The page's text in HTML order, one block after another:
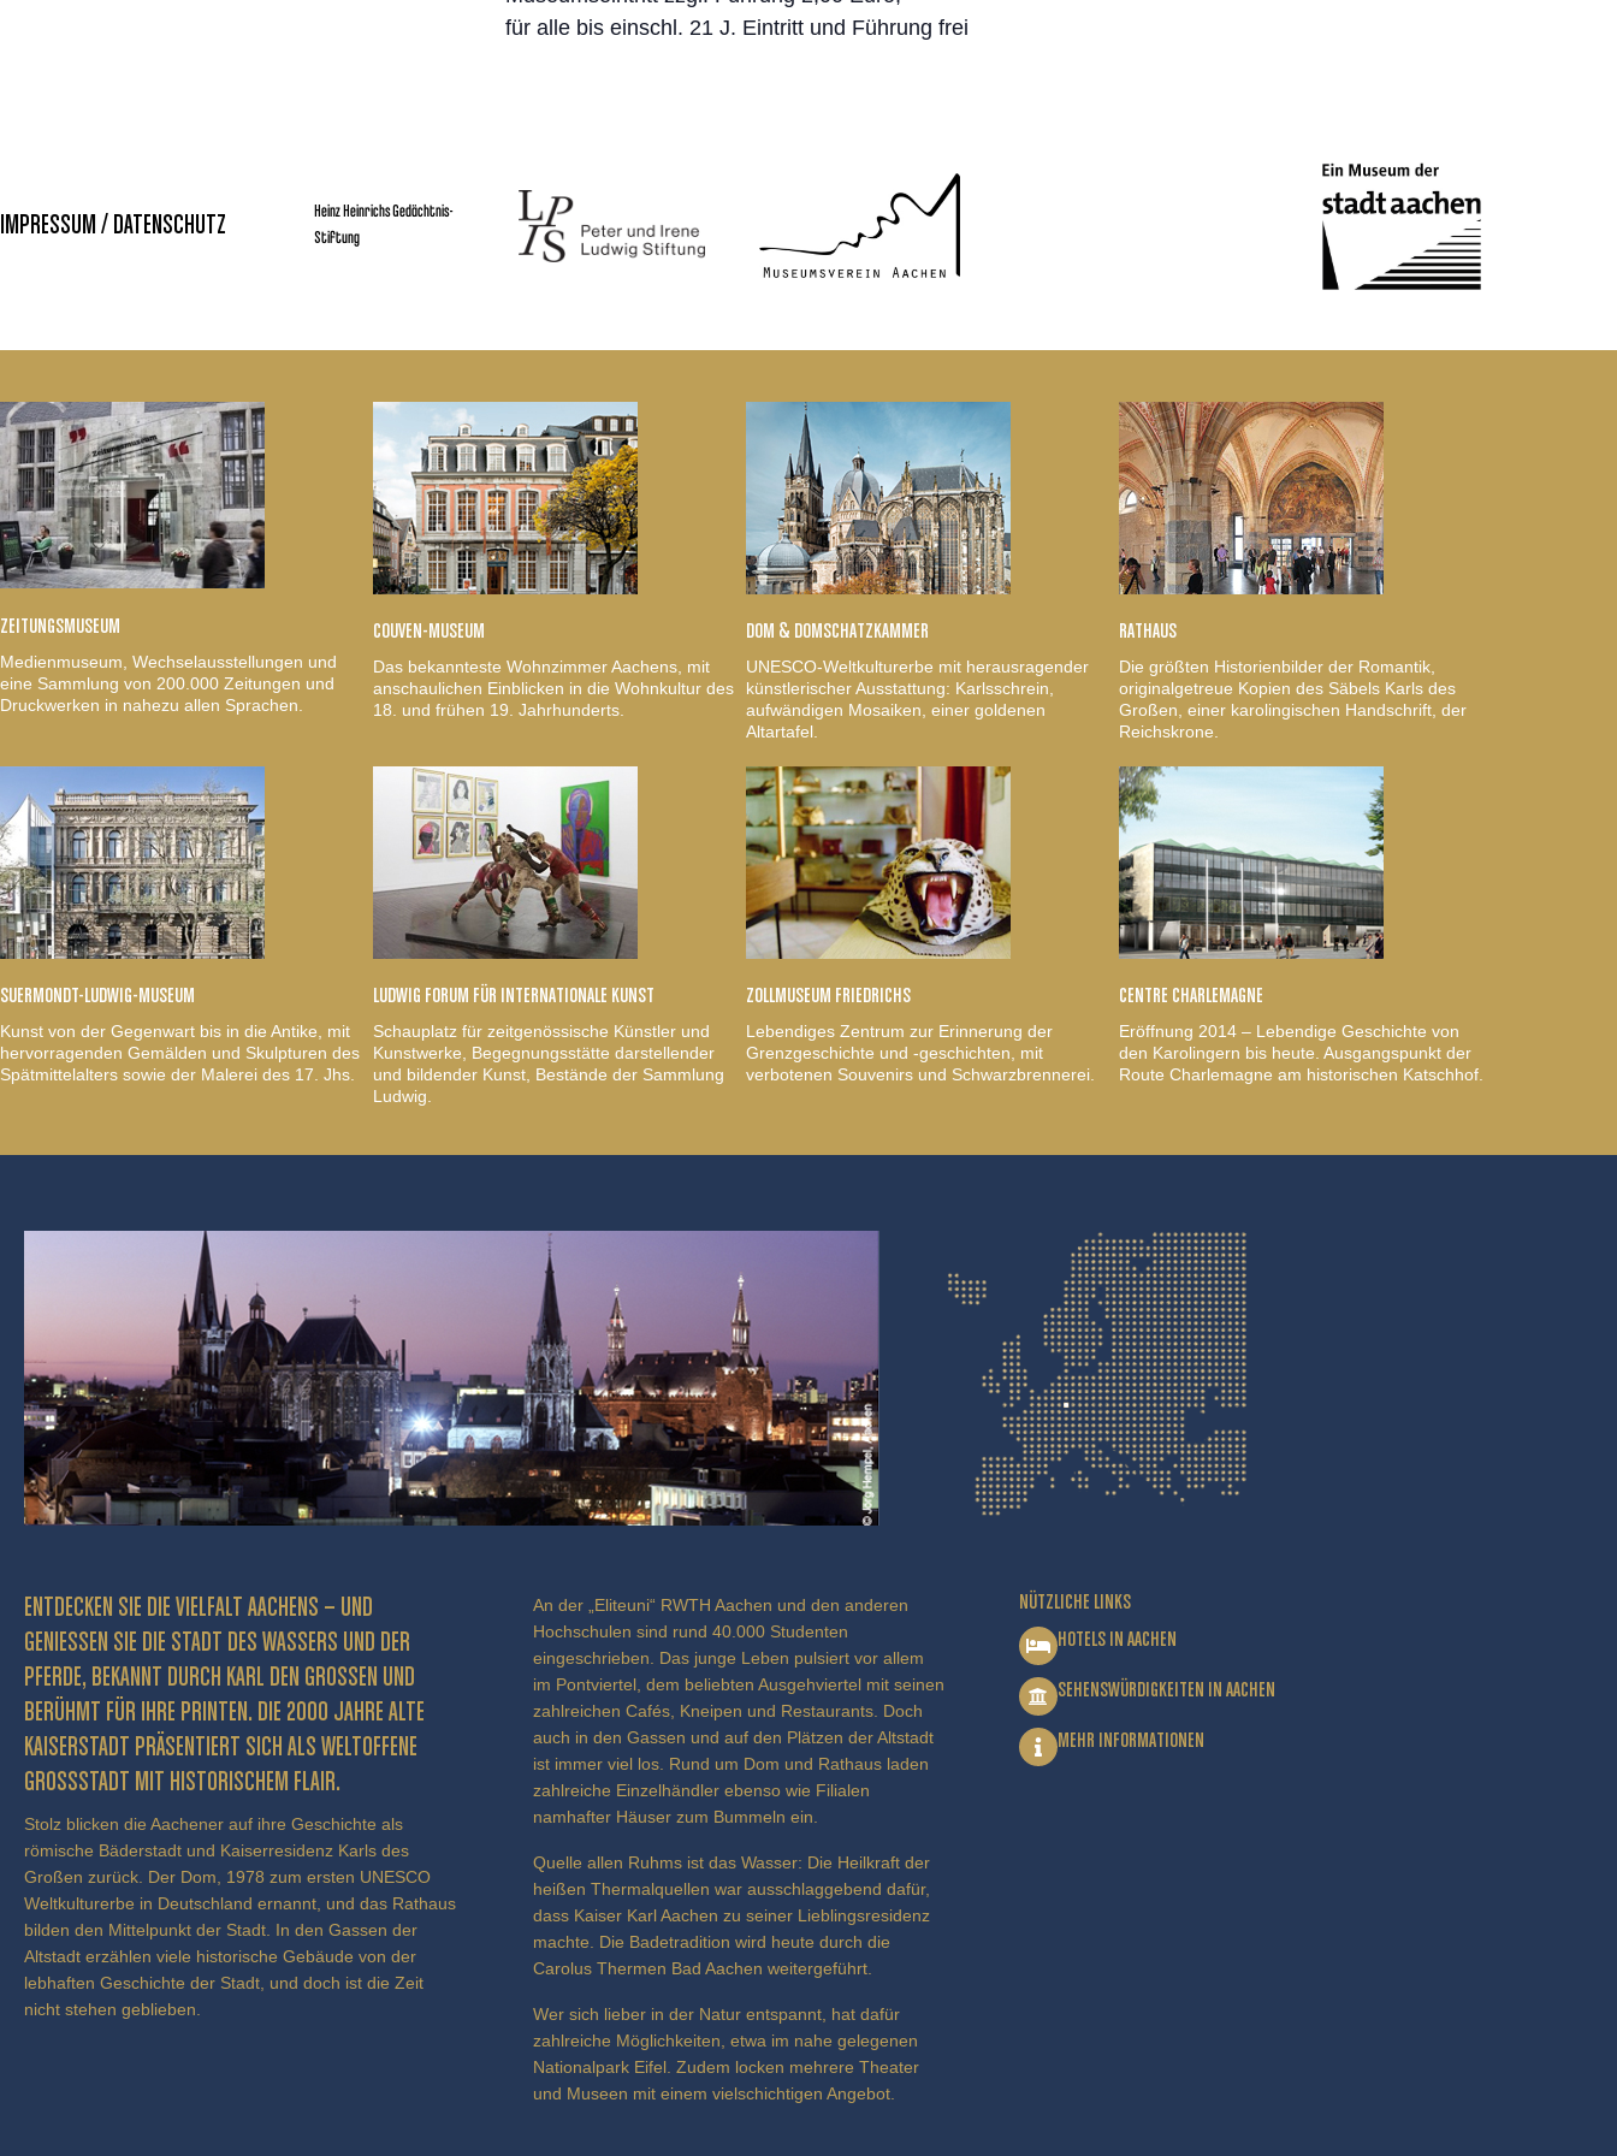
für alle bis einschl. 21 J. Eintritt und Führung frei
IMPRESSUM / DATENSCHUTZ
Heinz Heinrichs Gedächtnis-
Stiftung
ZEITUNGSMUSEUM
Medienmuseum, Wechselausstellungen und
eine Sammlung von 200.000 Zeitungen und
Druckwerken in nahezu allen Sprachen.
COUVEN-MUSEUM
Das bekannteste Wohnzimmer Aachens, mit
anschaulichen Einblicken in die Wohnkultur des
18. und frühen 19. Jahrhunderts.
DOM & DOMSCHATZKAMMER
UNESCO-Weltkulturerbe mit herausragender
künstlerischer Ausstattung: Karlsschrein,
aufwändigen Mosaiken, einer goldenen
Altartafel.
RATHAUS
Die größten Historienbilder der Romantik,
originalgetreue Kopien des Säbels Karls des
Großen, einer karolingischen Handschrift, der
Reichskrone.
SUERMONDT-LUDWIG-MUSEUM
Kunst von der Gegenwart bis in die Antike, mit
hervorragenden Gemälden und Skulpturen des
Spätmittelalters sowie der Malerei des 17. Jhs.
LUDWIG FORUM FÜR INTERNATIONALE KUNST
Schauplatz für zeitgenössische Künstler und
Kunstwerke, Begegnungsstätte darstellender
und bildender Kunst, Bestände der Sammlung
Ludwig.
ZOLLMUSEUM FRIEDRICHS
Lebendiges Zentrum zur Erinnerung der
Grenzgeschichte und -geschichten, mit
verbotenen Souvenirs und Schwarzbrennerei.
CENTRE CHARLEMAGNE
Eröffnung 2014 – Lebendige Geschichte von
den Karolingern bis heute. Ausgangspunkt der
Route Charlemagne am historischen Katschhof.
ENTDECKEN SIE DIE VIELFALT AACHENS – UND
GENIESSEN SIE DIE STADT DES WASSERS UND DER P
FERDE, BEKANNT DURCH KARL DEN GROSSEN UND BE
RÜHMT FÜR IHRE PRINTEN. DIE 2000 JAHRE ALTE KA
ISERSTADT PRÄSENTIERT SICH ALS WELTOFFENE GR
OSSSTADT MIT HISTORISCHEM FLAIR.
Stolz blicken die Aachener auf ihre Geschichte als
römische Bäderstadt und Kaiserresidenz Karls des
Großen zurück. Der Dom, 1978 zum ersten UNESCO
Weltkulturerbe in Deutschland ernannt, und das Rathaus
bilden den Mittelpunkt der Stadt. In den Gassen der
Altstadt erzählen viele historische Gebäude von der
lebhaften Geschichte der Stadt, und doch ist die Zeit
nicht stehen geblieben.
An der „Eliteuni“ RWTH Aachen und den anderen
Hochschulen sind rund 40.000 Studenten
eingeschrieben. Das junge Leben pulsiert vor allem
im Pontviertel, dem beliebten Ausgehviertel mit seinen
zahlreichen Cafés, Kneipen und Restaurants. Doch
auch in den Gassen und auf den Plätzen der Altstadt
ist immer viel los. Rund um Dom und Rathaus laden
zahlreiche Einzelhändler ebenso wie Filialen
namhafter Häuser zum Bummeln ein.
Quelle allen Ruhms ist das Wasser: Die Heilkraft der
heißen Thermalquellen war ausschlaggebend dafür,
dass Kaiser Karl Aachen zu seiner Lieblingsresidenz
machte. Die Badetradition wird heute durch die
Carolus Thermen Bad Aachen weitergeführt.
Wer sich lieber in der Natur entspannt, hat dafür
zahlreiche Möglichkeiten, etwa im nahe gelegenen
Nationalpark Eifel. Zudem locken mehrere Theater
und Museen mit einem vielschichtigen Angebot.
NÜTZLICHE LINKS
HOTELS IN AACHEN
SEHENSWÜRDIGKEITEN IN AACHEN
MEHR INFORMATIONEN